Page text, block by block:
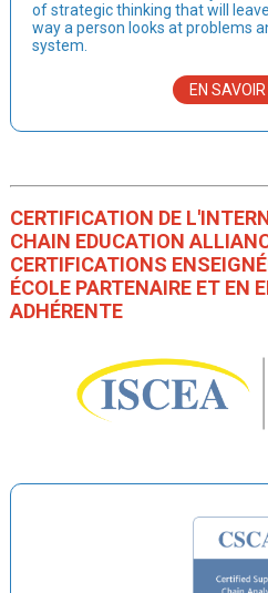
of strategic thinking that will
way a person looks at problems
system.
EN
CERTIFICATION DE
CHAIN EDUCATION
CERTIFICATIONS
ÉCOLE PARTENAIRE ET EN
ADHÉRENTE